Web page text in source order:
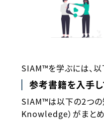
SIAM™を学ぶには、以
参考書籍を入手
SIAM™は以下の2つ
Knowledge）がまとめ